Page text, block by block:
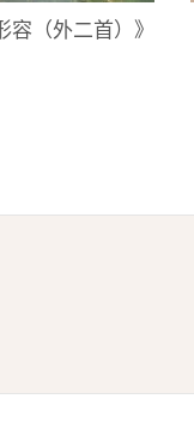
容（外二首）》